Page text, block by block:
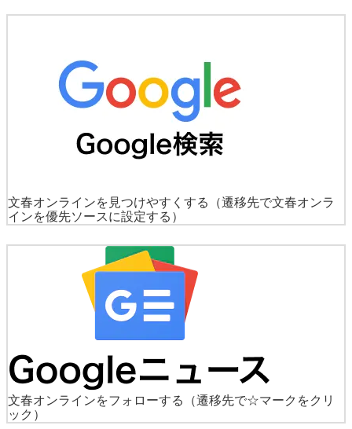
文春オンラインを見つけやすくする
（遷移先で文春オンラ
インを優先ソースに設定する）
文春オンラインをフォローする
（遷移先で☆マークをクリ
ック）